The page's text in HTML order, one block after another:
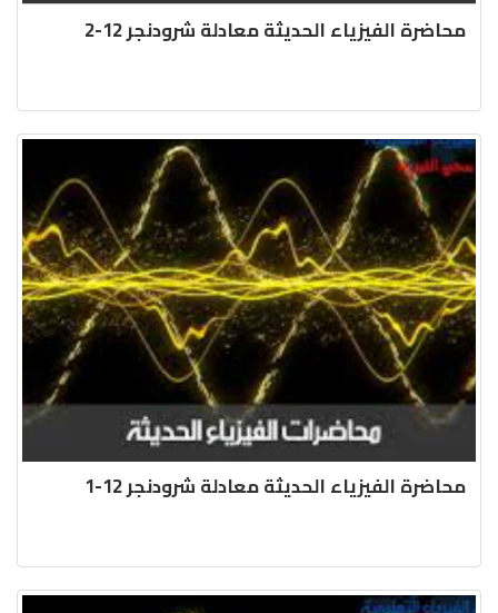
محاضرة الفيزياء الحديثة معادلة شرودنجر 12-2
محاضرة الفيزياء الحديثة معادلة شرودنجر 12-1